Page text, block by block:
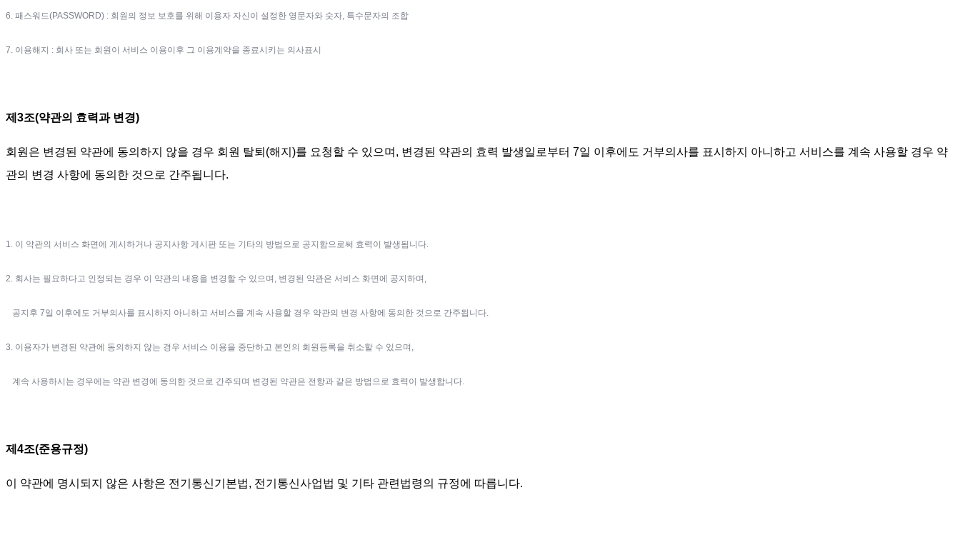
6. 패스워드(PASSWORD) : 회원의 정보 보호를 위해 이용자 자신이 설정한 영문자와 숫자, 특수문자의 조합
7. 이용해지 : 회사 또는 회원이 서비스 이용이후 그 이용계약을 종료시키는 의사표시
제3조(약관의 효력과 변경)
회원은 변경된 약관에 동의하지 않을 경우 회원 탈퇴(해지)를 요청할 수 있으며, 변경된 약관의 효력 발생일로부터 7일 이후에도 거부의사를 표시하지 아니하고 서비스를 계속 사용할 경우 약
관의 변경 사항에 동의한 것으로 간주됩니다.
1. 이 약관의 서비스 화면에 게시하거나 공지사항 게시판 또는 기타의 방법으로 공지함으로써 효력이 발생됩니다.
2. 회사는 필요하다고 인정되는 경우 이 약관의 내용을 변경할 수 있으며, 변경된 약관은 서비스 화면에 공지하며,
공지후 7일 이후에도 거부의사를 표시하지 아니하고 서비스를 계속 사용할 경우 약관의 변경 사항에 동의한 것으로 간주됩니다.
3. 이용자가 변경된 약관에 동의하지 않는 경우 서비스 이용을 중단하고 본인의 회원등록을 취소할 수 있으며,
계속 사용하시는 경우에는 약관 변경에 동의한 것으로 간주되며 변경된 약관은 전항과 같은 방법으로 효력이 발생합니다.
제4조(준용규정)
이 약관에 명시되지 않은 사항은 전기통신기본법, 전기통신사업법 및 기타 관련법령의 규정에 따릅니다.